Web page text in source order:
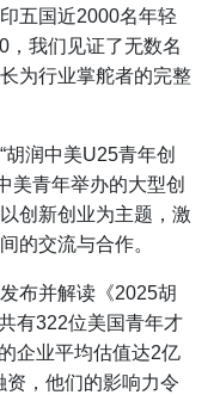
五国近2000名年轻
我们见证了无数名
为行业掌舵者的完整
润中美U25青年创
美青年举办的大型创
创新创业为主题，激
的交流与合作。
布并解读《2025胡
有322位美国青年才
企业平均估值达2亿
，他们的影响力令